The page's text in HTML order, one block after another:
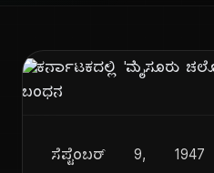
ಸೆಪ್ಟೆಂಬರ್ 9, 1947